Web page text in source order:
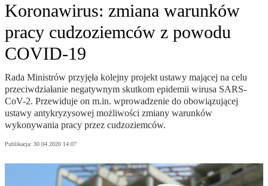
Koronawirus: zmiana warunków
pracy cudzoziemców z powodu
COVID-19
Rada Ministrów przyjęła kolejny projekt ustawy mającej na celu
przeciwdziałanie negatywnym skutkom epidemii wirusa SARS-
CoV-2. Przewiduje on m.in. wprowadzenie do obowiązującej
ustawy antykryzysowej możliwości zmiany warunków
wykonywania pracy przez cudzoziemców.
Publikacja: 30.04.2020 14:07